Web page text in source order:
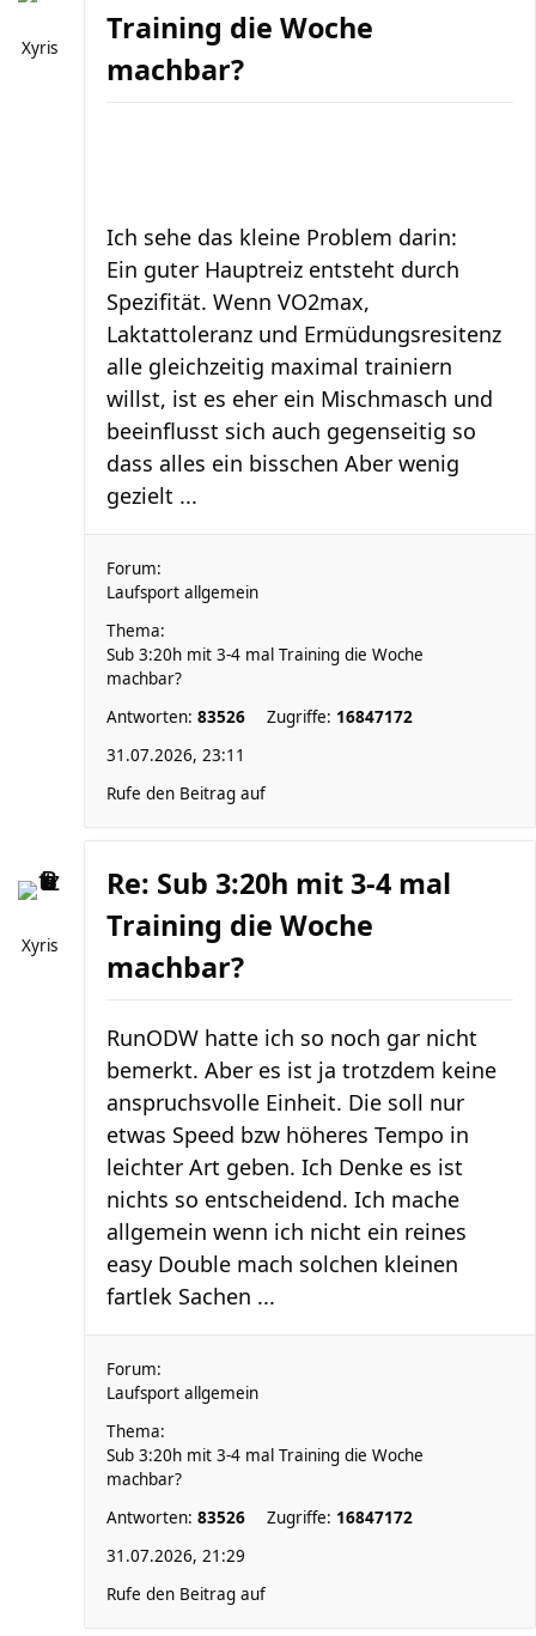
Xyris
Training die Woche
machbar?
Ich sehe das kleine Problem darin:
Ein guter Hauptreiz entsteht durch
Spezifität. Wenn VO2max,
Laktattoleranz und Ermüdungsresitenz
alle gleichzeitig maximal trainiern
willst, ist es eher ein Mischmasch und
beeinflusst sich auch gegenseitig so
dass alles ein bisschen Aber wenig
gezielt ...
Forum:
Laufsport allgemein
Thema:
Sub 3:20h mit 3-4 mal Training die Woche
machbar?
Antworten: 83526 Zugriffe: 16847172
31.07.2026, 23:11
Rufe den Beitrag auf
Xyris
Re: Sub 3:20h mit 3-4 mal
Training die Woche
machbar?
RunODW hatte ich so noch gar nicht
bemerkt. Aber es ist ja trotzdem keine
anspruchsvolle Einheit. Die soll nur
etwas Speed bzw höheres Tempo in
leichter Art geben. Ich Denke es ist
nichts so entscheidend. Ich mache
allgemein wenn ich nicht ein reines
easy Double mach solchen kleinen
fartlek Sachen ...
Forum:
Laufsport allgemein
Thema:
Sub 3:20h mit 3-4 mal Training die Woche
machbar?
Antworten: 83526 Zugriffe: 16847172
31.07.2026, 21:29
Rufe den Beitrag auf